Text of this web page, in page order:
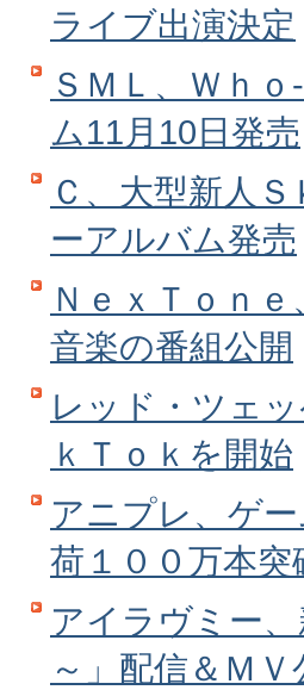
ライブ出演決定
ＳＭＬ、Ｗｈ
ム11月10日発売
Ｃ、大型新人
ーアルバム発売
ＮｅｘＴｏｎ
音楽の番組公開
レッド・ツェッ
ｋＴｏｋを開始
アニプレ、ゲ
荷１００万本突
アイラヴミー
～」配信＆ＭＶ